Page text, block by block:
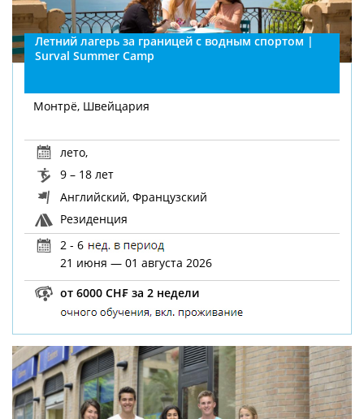
Летний лагерь за границей с водным спортом |
Surval Summer Camp
Монтрё, Швейцария
лето,
9 – 18 лет
Английский, Французский
Резиденция
2 - 6
21 июня — 01 августа 2026
от 6000 CH₣ за 2 недели